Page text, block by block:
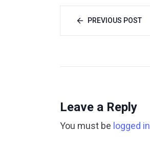
PREVIOUS POST
Leave a Reply
You must be logged in